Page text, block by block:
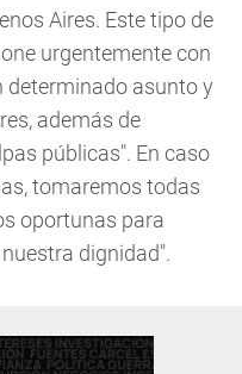
Aires. Este tipo de
urgentemente con
determinado asunto y
además de
públicas". En caso
tomaremos todas
oportunas para
dignidad".